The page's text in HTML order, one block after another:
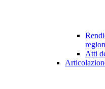
Atti